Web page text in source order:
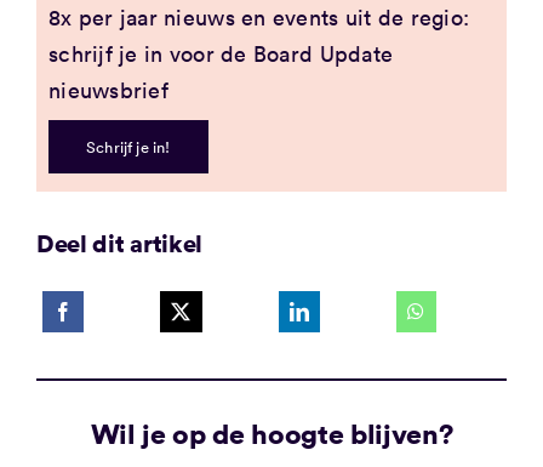
8x per jaar nieuws en events uit de regio:
schrijf je in voor de Board Update
nieuwsbrief
Schrijf je in!
Deel dit artikel
Wil je op de hoogte blijven?